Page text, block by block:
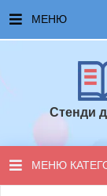
МЕНЮ
ЧАСТІ
ТОПОВІ
Стенди
МЕНЮ